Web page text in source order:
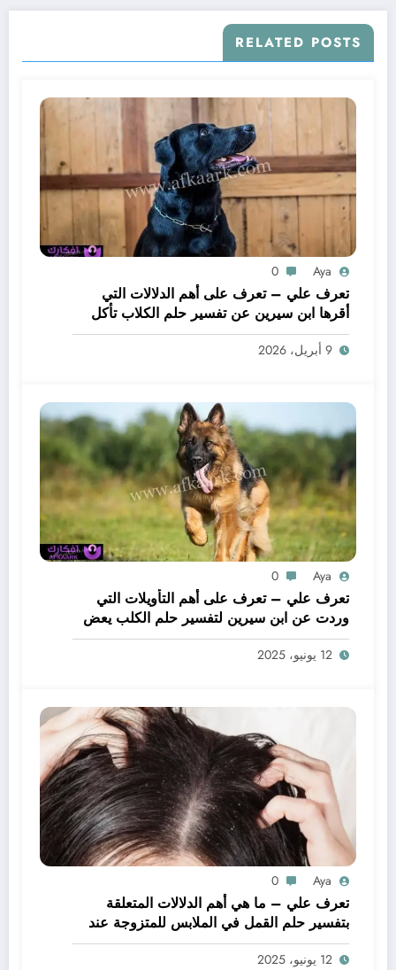
RELATED POSTS
Aya
0
تعرف علي – تعرف على أهم الدلالات التي
أقرها ابن سيرين عن تفسير حلم الكلاب تأكل
لحم – بالتفصيل
9 أبريل، 2026
Aya
0
تعرف علي – تعرف على أهم التأويلات التي
وردت عن ابن سيرين لتفسير حلم الكلب يعض
يدي – بالتفصيل
12 يونيو، 2025
Aya
0
تعرف علي – ما هي أهم الدلالات المتعلقة
بتفسير حلم القمل في الملابس للمتزوجة عند
ابن سيرين؟ – بالتفصيل
12 يونيو، 2025